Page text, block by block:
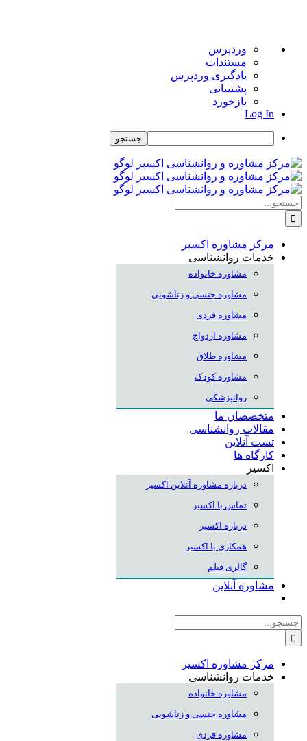
درباره
وردپرس
وردپرس
مستندات
یادگیری وردپرس
پشتیبانی
بازخورد
Log In
جستجو
Skip
to
content
جستجو
برای:
مرکز مشاوره اکسیر
خدمات روانشناسی
مشاوره خانواده
مشاوره جنسی و زناشویی
مشاوره فردی
مشاوره ازدواج
مشاوره طلاق
مشاوره کودک
روانپزشکی
متخصصان ما
مقالات روانشناسی
تست آنلاین
کارگاه ها
اکسیر
درباره مشاوره آنلاین اکسیر
تماس با اکسیر
درباره اکسیر
همکاری با اکسیر
گالری فیلم
مشاوره آنلاین
جستجو
برای:
مرکز مشاوره اکسیر
خدمات روانشناسی
مشاوره خانواده
مشاوره جنسی و زناشویی
مشاوره فردی